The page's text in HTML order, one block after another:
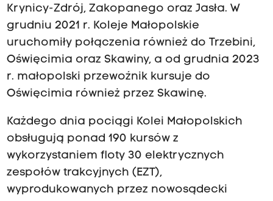
Krynicy-Zdrój, Zakopanego oraz Jasła. W
grudniu 2021 r. Koleje Małopolskie
uruchomiły połączenia również do Trzebini,
Oświęcimia oraz Skawiny, a od grudnia 2023
r. małopolski przewoźnik kursuje do
Oświęcimia również przez Skawinę.
Każdego dnia pociągi Kolei Małopolskich
obsługują ponad 190 kursów z
wykorzystaniem floty 30 elektrycznych
zespołów trakcyjnych (EZT),
wyprodukowanych przez nowosądecki